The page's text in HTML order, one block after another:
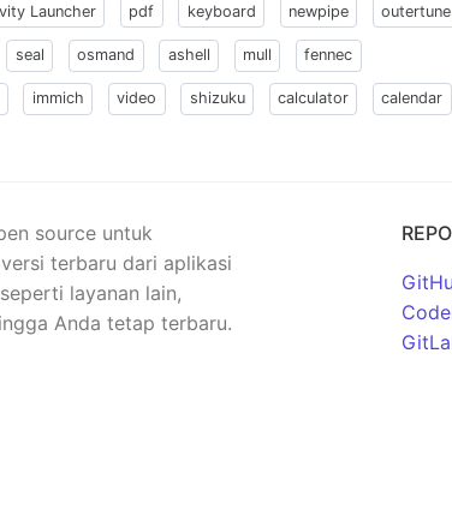
Launcher pdf keyboard newpipe outertune
seal osmand ashell mull fennec
immich video shizuku calculator calendar
source untuk
terbaru dari aplikasi
layanan lain,
Anda tetap terbaru.